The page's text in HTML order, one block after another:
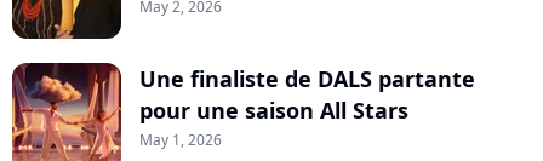
May 2, 2026
Une finaliste de DALS partante
pour une saison All Stars
May 1, 2026